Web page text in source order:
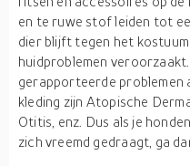
en te ruwe stof leiden tot
dier blijft tegen het
huidproblemen
gerapporteerde problemen
kleding zijn Atopische
Otitis, enz. Dus als je
zich vreemd gedraagt, ga